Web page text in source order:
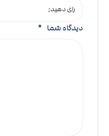
دیدگاه شما *